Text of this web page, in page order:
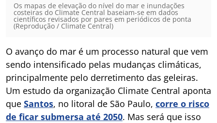
Os mapas de elevação do nível do mar e inundações
costeiras do Climate Central baseiam-se em dados
científicos revisados por pares em periódicos de ponta
(Reprodução / Climate Central)
O avanço do mar é um processo natural que vem
sendo intensificado pelas mudanças climáticas,
principalmente pelo derretimento das geleiras.
Um estudo da organização Climate Central aponta
que Santos, no litoral de São Paulo, corre o risco
de ficar submersa até 2050. Mas será que isso